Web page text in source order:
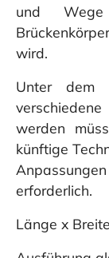
und
wird.
Unter dem
werden
künftige
erforderlich.
Länge x